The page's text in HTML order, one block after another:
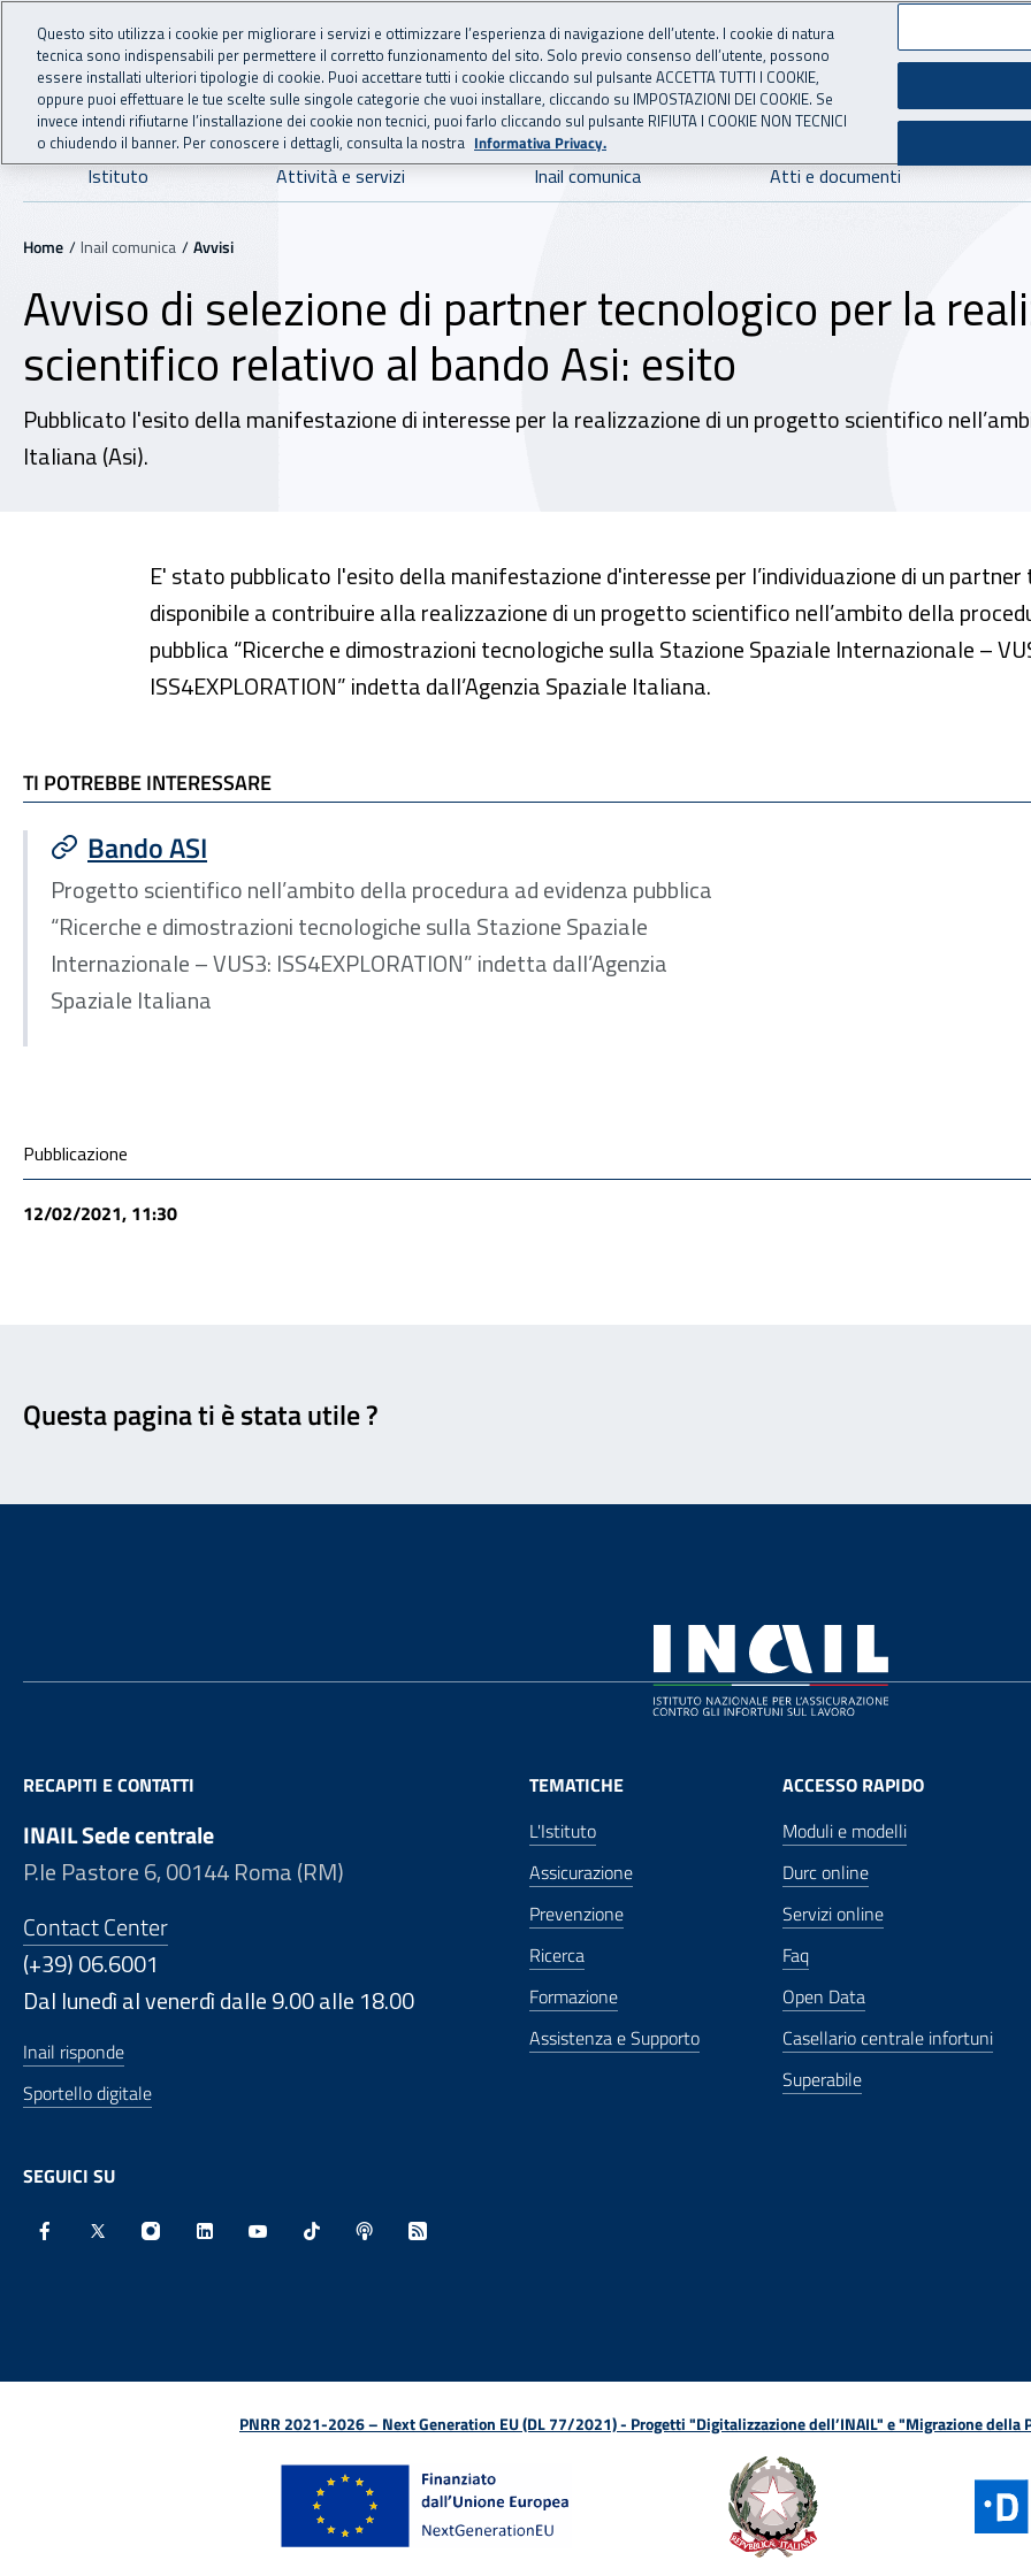
Vai al menu principale
Vai al contenuto principale
INAIL - Istituto Nazionale per l'Assicurazione
Navigazione principale
Istituto Attività e servizi Inail comunica Atti e documenti
Navigazione - Ti trovi in:
Home Inail comunica Avvisi
Avviso di selezione di partner tecnologico per la
scientifico relativo al bando Asi: esito
Pubblicato l'esito della manifestazione di interesse per la realizzazione di un progetto scientifico
Italiana (Asi).
E' stato pubblicato l'esito della manifestazione d'interesse per l’individuazione di un
disponibile a contribuire alla realizzazione di un progetto scientifico nell’ambito della
pubblica “Ricerche e dimostrazioni tecnologiche sulla Stazione Spaziale Internazionale –
ISS4EXPLORATION” indetta dall’Agenzia Spaziale Italiana.
TI POTREBBE INTERESSARE
TI POTREBBE INTERESSARE
Bando ASI
Progetto scientifico nell’ambito della procedura ad evidenza pubblica
“Ricerche e dimostrazioni tecnologiche sulla Stazione Spaziale
Internazionale – VUS3: ISS4EXPLORATION” indetta dall’Agenzia
Spaziale Italiana
Condivisione social
Pubblicazione
12/02/2021, 11:30
Questa pagina ti è stata utile ?
RECAPITI E CONTATTI
INAIL Sede centrale
P.le Pastore 6, 00144 Roma (RM)
Contact Center
(+39) 06.6001
Dal lunedì al venerdì dalle 9.00 alle 18.00
Inail risponde
Sportello digitale
SEGUICI SU
TEMATICHE
L'Istituto
Assicurazione
Prevenzione
Ricerca
Formazione
Assistenza e Supporto
ACCESSO RAPIDO
Moduli e modelli
Durc online
Servizi online
Faq
Open Data
Casellario centrale infortuni
Superabile
PNRR 2021-2026 – Next Generation EU (DL 77/2021) - Progetti "Digitalizzazione dell’INAIL" e "Migrazione della
Questo sito utilizza i cookie per migliorare i servizi e ottimizzare l’esperienza di navigazione dell’utente. I cookie di natura
tecnica sono indispensabili per permettere il corretto funzionamento del sito. Solo previo consenso dell’utente, possono
essere installati ulteriori tipologie di cookie. Puoi accettare tutti i cookie cliccando sul pulsante ACCETTA TUTTI I COOKIE,
oppure puoi effettuare le tue scelte sulle singole categorie che vuoi installare, cliccando su IMPOSTAZIONI DEI COOKIE. Se
invece intendi rifiutarne l’installazione dei cookie non tecnici, puoi farlo cliccando sul pulsante RIFIUTA I COOKIE NON TECNICI
o chiudendo il banner. Per conoscere i dettagli, consulta la nostra Informativa Privacy.